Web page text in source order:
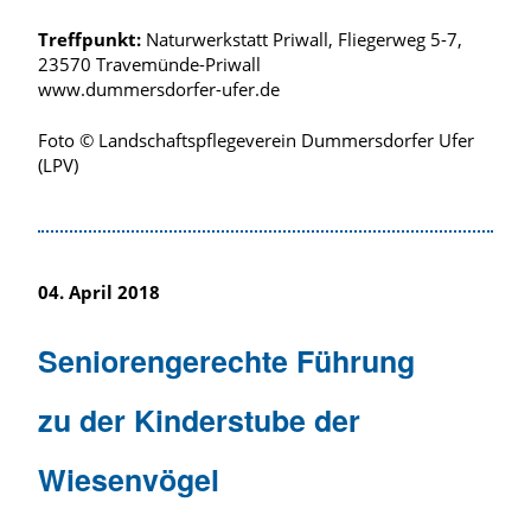
Treffpunkt: Naturwerkstatt Priwall, Fliegerweg 5-7,
23570 Travemünde-Priwall
www.dummersdorfer-ufer.de
Foto © Landschaftspflegeverein Dummersdorfer Ufer
(LPV)
04. April 2018
Seniorengerechte Führung
zu der Kinderstube der
Wiesenvögel